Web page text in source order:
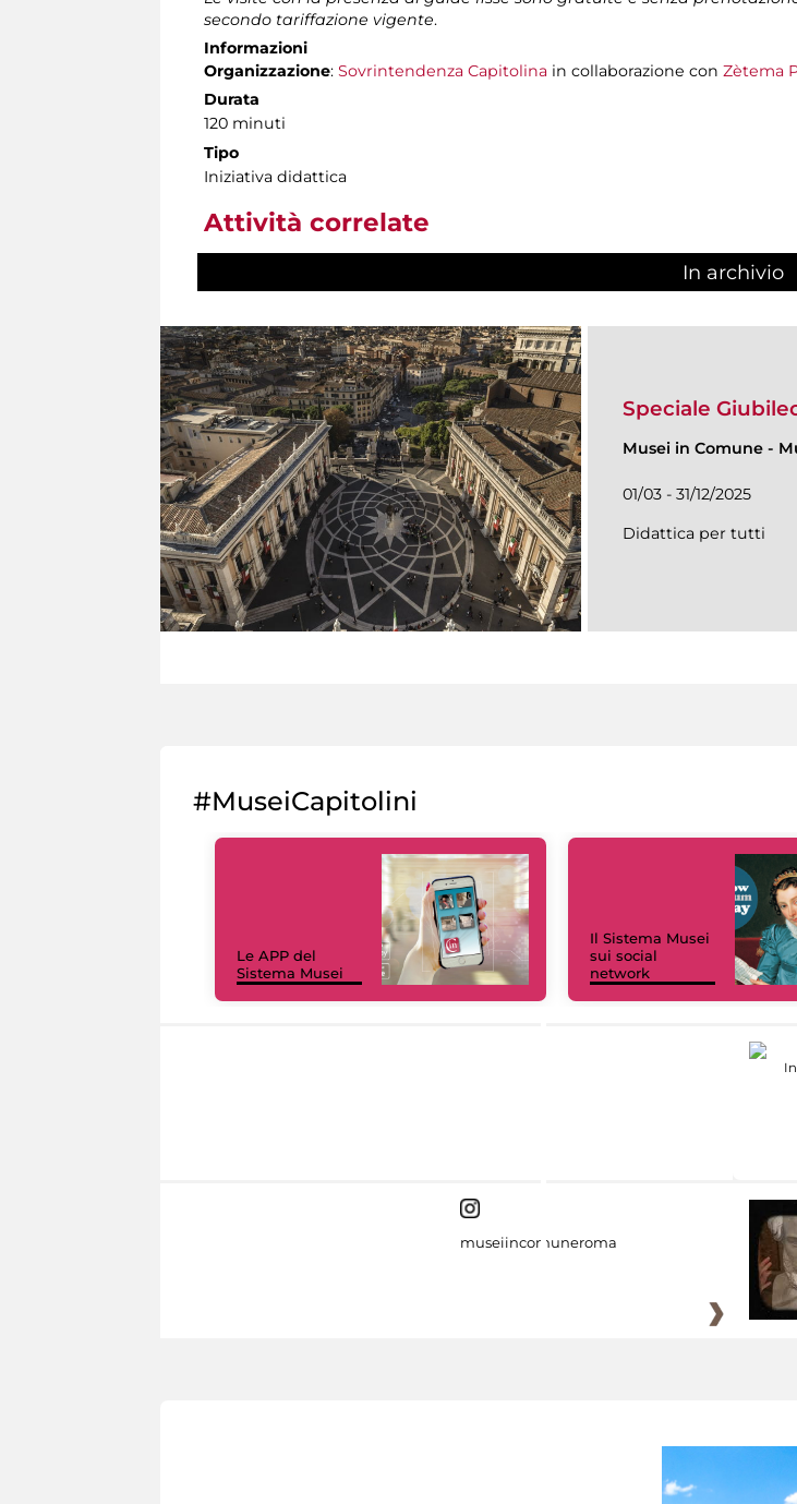
secondo tariffazione vigente.
Informazioni
Organizzazione: Sovrintendenza Capitolina in collaborazione con Zètema
Durata
120 minuti
Tipo
Iniziativa didattica
Attività correlate
In archivio
Speciale
Musei in Comune -
01/03 - 31/12/2025
Didattica per tutti
#MuseiCapitolini
Le APP del
Sistema Musei
Il Sistema Musei
sui social
network
museiincomuneroma